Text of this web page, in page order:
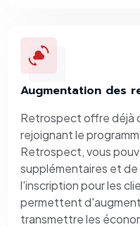
Augmentation des
Retrospect offre déjà
rejoignant le
Retrospect, vous
supplémentaires et
l'inscription pour les
permettent
transmettre les